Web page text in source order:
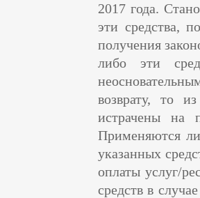
2017 года.
эти средства,
получения
либо эти
возврату, то
истрачены на
Применяются
указанных
оплаты услуг/
средств в